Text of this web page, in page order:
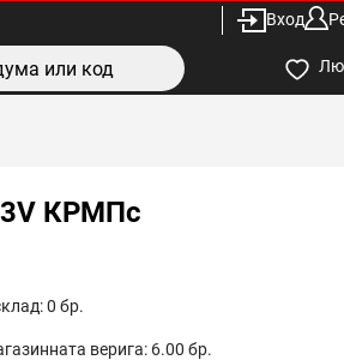
Вход
КРМПс
0 бр.
верига: 6.00 бр.